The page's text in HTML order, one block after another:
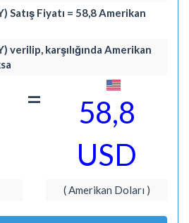
Satış Fiyatı = 58,8 Amerikan
verilip, karşılığında Amerikan
=
58,8
USD
( Amerikan Doları )